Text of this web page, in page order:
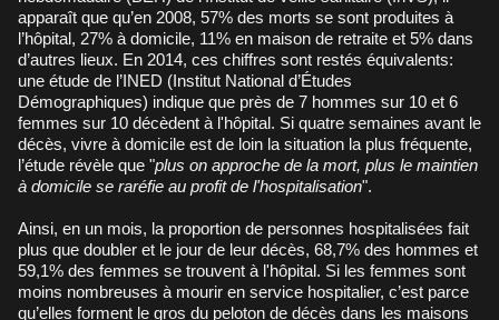
apparaît que qu’en 2008, 57% des morts se sont produites à
l’hôpital, 27% à domicile, 11% en maison de retraite et 5% dans
d’autres lieux. En 2014, ces chiffres sont restés équivalents:
une étude de l’INED (Institut National d’Études
Démographiques) indique que près de 7 hommes sur 10 et 6
femmes sur 10 décèdent à l'hôpital. Si quatre semaines avant le
décès, vivre à domicile est de loin la situation la plus fréquente,
l’étude révèle que "plus on approche de la mort, plus le maintien
à domicile se raréfie au profit de l'hospitalisation".
Ainsi, en un mois, la proportion de personnes hospitalisées fait
plus que doubler et le jour de leur décès, 68,7% des hommes et
59,1% des femmes se trouvent à l'hôpital. Si les femmes sont
moins nombreuses à mourir en service hospitalier, c’est parce
qu’elles forment le gros du peloton de décès dans les maisons